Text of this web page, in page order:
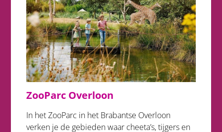
ZooParc Overloon
In het ZooParc in het Brabantse Overloon
verken je de gebieden waar cheeta’s, tijgers en